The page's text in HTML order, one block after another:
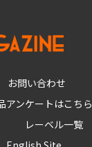
お問い合わせ
アンケートはこちら
レーベル一覧